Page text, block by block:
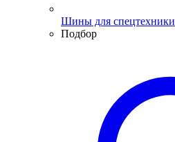
Шины для спецтехники
Подбор